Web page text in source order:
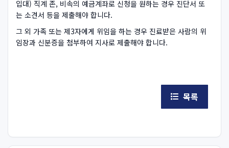
입대) 직계 존, 비속의 예금계좌로 신청을 원하는 경우 진단서 또
는 소견서 등을 제출해야 합니다.
그 외 가족 또는 제3자에게 위임을 하는 경우 진료받은 사람의 위
임장과 신분증을 첨부하여 지사로 제출해야 합니다.
목록